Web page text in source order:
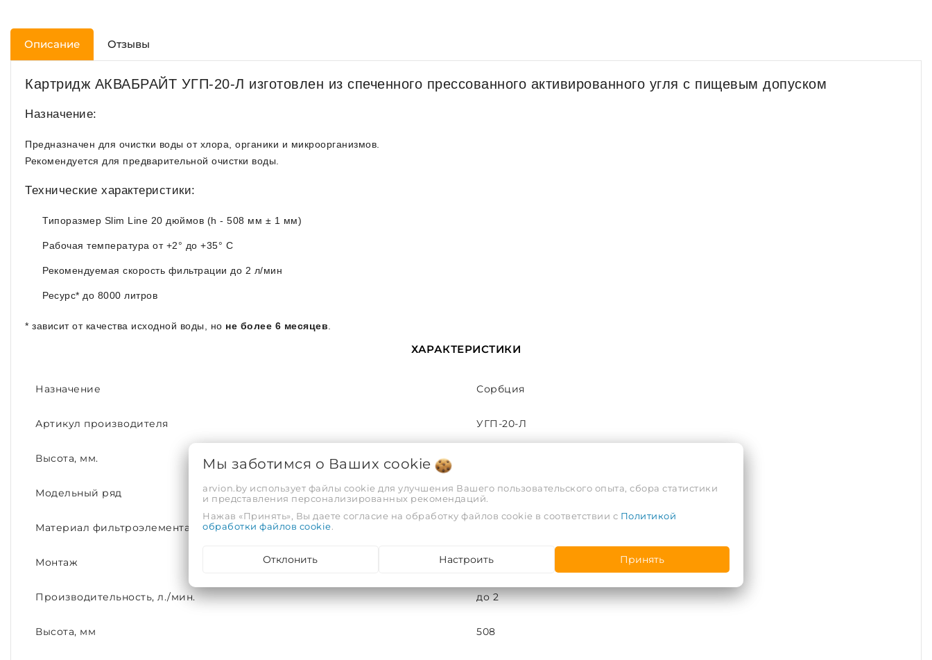
Описание Отзывы
Картридж АКВАБРАЙТ УГП-20-Л изготовлен из спеченного прессованного активированного угля с пищевым допуском
Назначение:
Предназначен для очистки воды от хлора, органики и микроорганизмов.
Рекомендуется для предварительной очистки воды.
Технические характеристики:
Типоразмер Slim Line 20 дюймов (h - 508 мм ± 1 мм)
Рабочая температура от +2° до +35° С
Рекомендуемая скорость фильтрации до 2 л/мин
Ресурс* до 8000 литров
* зависит от качества исходной воды, но не более 6 месяцев.
ХАРАКТЕРИСТИКИ
Назначение Сорбция
Артикул производителя УГП-20-Л
Высота, мм.
Модельный ряд Slim Line
Материал фильтроэлемента
Монтаж 20
Производительность, л./мин. до 2
Высота, мм 508
Мы заботимся о Ваших cookie
arvion.by использует файлы cookie для улучшения Вашего пользовательского опыта, сбора статистики
и представления персонализированных рекомендаций.
Нажав «Принять», Вы даете согласие на обработку файлов cookie в соответствии с Политикой
обработки файлов cookie.
Отклонить Настроить Принять